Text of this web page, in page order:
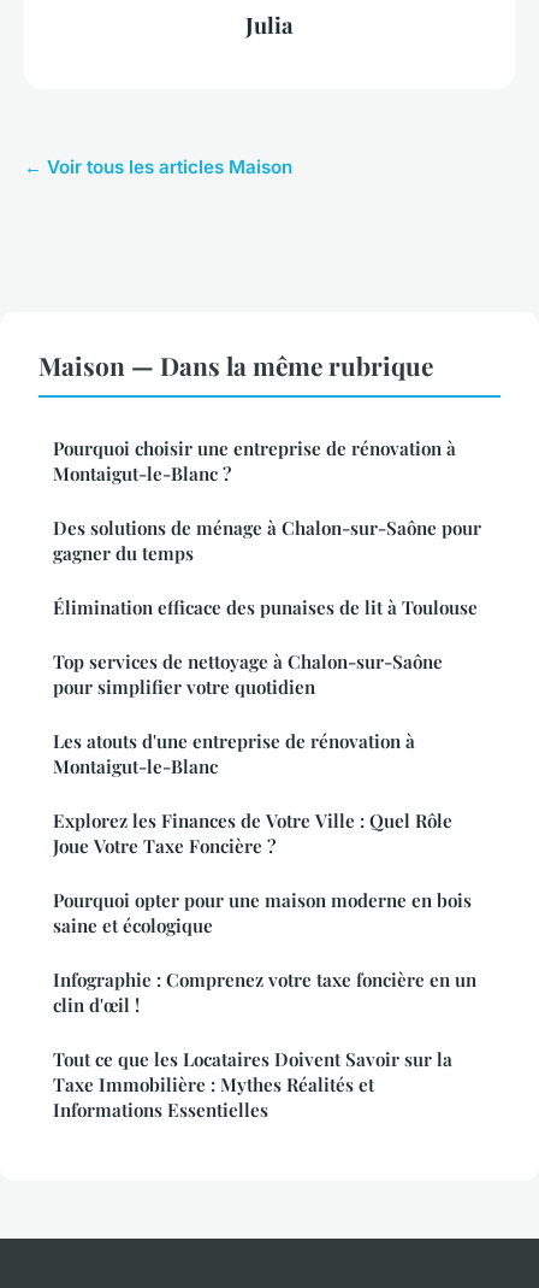
Julia
← Voir tous les articles Maison
Maison — Dans la même rubrique
Pourquoi choisir une entreprise de rénovation à
Montaigut-le-Blanc ?
Des solutions de ménage à Chalon-sur-Saône pour
gagner du temps
Élimination efficace des punaises de lit à Toulouse
Top services de nettoyage à Chalon-sur-Saône
pour simplifier votre quotidien
Les atouts d'une entreprise de rénovation à
Montaigut-le-Blanc
Explorez les Finances de Votre Ville : Quel Rôle
Joue Votre Taxe Foncière ?
Pourquoi opter pour une maison moderne en bois
saine et écologique
Infographie : Comprenez votre taxe foncière en un
clin d'œil !
Tout ce que les Locataires Doivent Savoir sur la
Taxe Immobilière : Mythes Réalités et
Informations Essentielles